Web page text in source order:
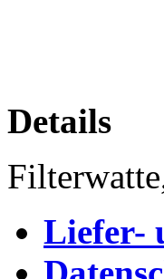
Details
Liefer-